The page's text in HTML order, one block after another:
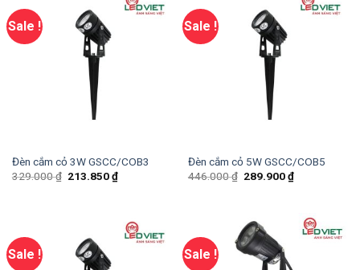
Sale !
Đèn cắm cỏ 3W GSCC/COB3
329.000₫ 213.850₫
Sale !
Đèn cắm cỏ 5W GSCC/COB5
446.000₫ 289.900₫
Sale ! Sale !